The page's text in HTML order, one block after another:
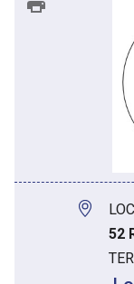
52